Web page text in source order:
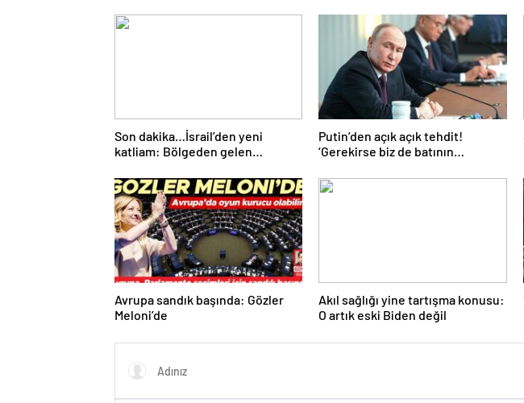
Son dakika…İsrail’den yeni
katliam: Bölgeden gelen
dondurdu!
Putin’den açık açık tehdit!
‘Gerekirse biz de batının
Avrupa sandık başında: Gözler
Meloni’de
Akıl sağlığı yine tartışma konusu:
O artık eski Biden değil